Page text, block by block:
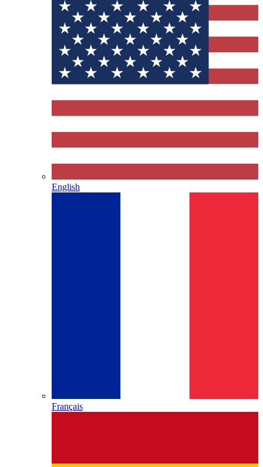
English
Français